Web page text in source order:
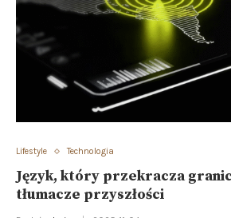
Lifestyle Technologia
Język, który przekracza
tłumacze przyszłości